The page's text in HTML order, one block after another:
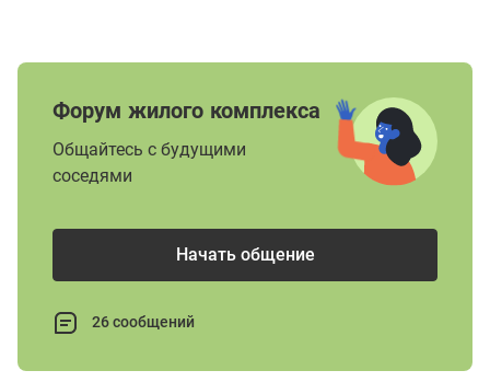
Форум жилого комплекса
Общайтесь с будущими
соседями
Начать общение
26 сообщений